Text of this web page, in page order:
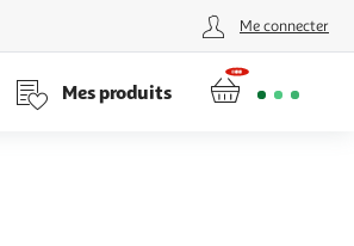
Me connecter
Mes produits